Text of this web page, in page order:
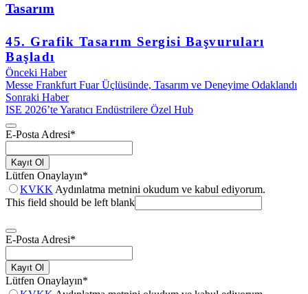
Tasarım
45. Grafik Tasarım Sergisi Başvuruları
Başladı
Önceki Haber
Messe Frankfurt Fuar Üçlüsünde, Tasarım ve Deneyime Odaklandı
Sonraki Haber
ISE 2026’te Yaratıcı Endüstrilere Özel Hub
E-Posta Adresi*
Kayıt Ol
Lütfen Onaylayın*
KVKK Aydınlatma metnini okudum ve kabul ediyorum.
This field should be left blank
E-Posta Adresi*
Kayıt Ol
Lütfen Onaylayın*